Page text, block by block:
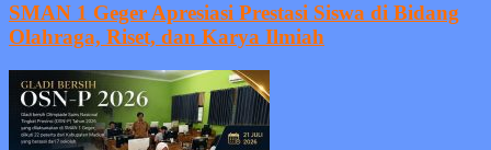
SMAN 1 Geger Apresiasi Prestasi Siswa di Bidang
Olahraga, Riset, dan Karya Ilmiah